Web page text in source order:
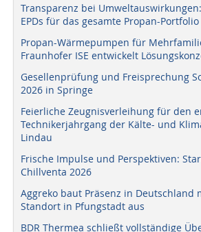
Transparenz bei
EPDs für das gesamte Propan-
Propan-Wärmepumpen für
Fraunhofer ISE entwickelt
Gesellenprüfung und Freisprechung
2026 in Springe
Feierliche Zeugnisverleihung für den
Technikerjahrgang der Kälte- und
Lindau
Frische Impulse und Perspektiven:
Chillventa 2026
Aggreko baut Präsenz in Deutschland
Standort in Pfungstadt aus
BDR Thermea schließt vollständige